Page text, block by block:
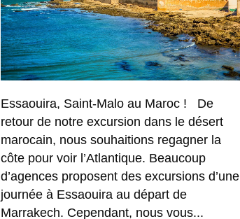
Essaouira, Saint-Malo au Maroc ! De
retour de notre excursion dans le désert
marocain, nous souhaitions regagner la
côte pour voir l’Atlantique. Beaucoup
d’agences proposent des excursions d’une
journée à Essaouira au départ de
Marrakech. Cependant, nous vous...